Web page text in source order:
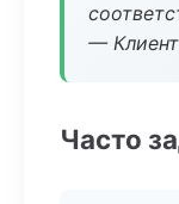
—
Часто